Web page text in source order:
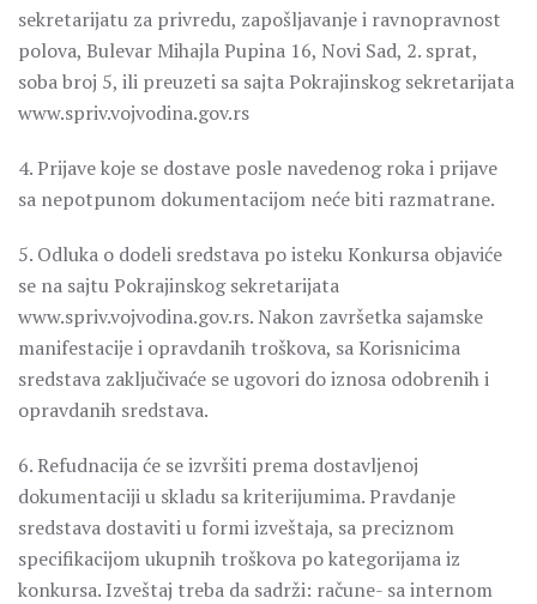
sekretarijatu za privredu, zapošljavanje i ravnopravnost
polova, Bulevar Mihajla Pupina 16, Novi Sad, 2. sprat,
soba broj 5, ili preuzeti sa sajta Pokrajinskog sekretarijata
www.spriv.vojvodina.gov.rs
4. Prijave koje se dostave posle navedenog roka i prijave
sa nepotpunom dokumentacijom neće biti razmatrane.
5. Odluka o dodeli sredstava po isteku Konkursa objaviće
se na sajtu Pokrajinskog sekretarijata
www.spriv.vojvodina.gov.rs. Nakon završetka sajamske
manifestacije i opravdanih troškova, sa Korisnicima
sredstava zaključivaće se ugovori do iznosa odobrenih i
opravdanih sredstava.
6. Refudnacija će se izvršiti prema dostavljenoj
dokumentaciji u skladu sa kriterijumima. Pravdanje
sredstava dostaviti u formi izveštaja, sa preciznom
specifikacijom ukupnih troškova po kategorijama iz
konkursa. Izveštaj treba da sadrži: račune- sa internom